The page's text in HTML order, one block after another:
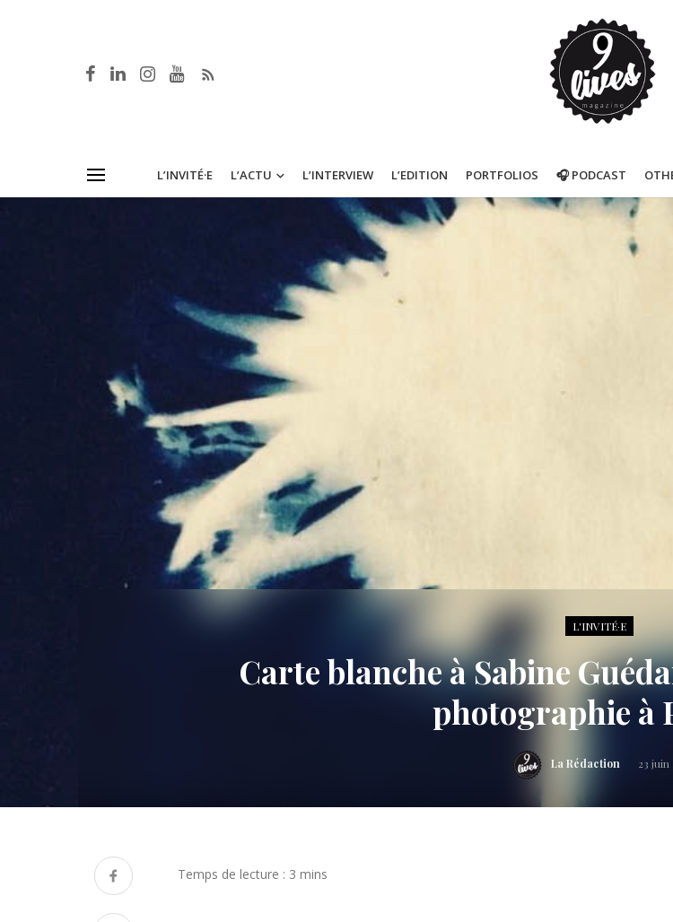
L’INVITÉ·E L’ACTU L’INTERVIEW L’EDITION PORTFOLIOS 🎧 PODCAST
L'INVITÉ·E
Carte blanche à Sabine
photographie à
La Rédaction 23 juin